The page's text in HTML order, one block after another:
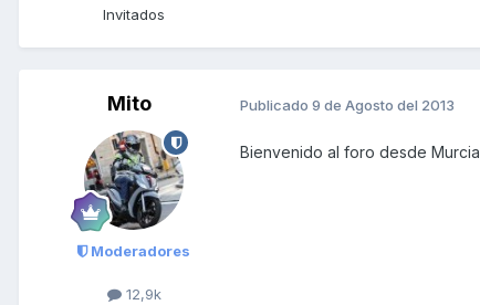
Invitados
Mito
Moderadores
12,9k
Publicado 9 de Agosto del 2013
Bienvenido al foro desde Murcia